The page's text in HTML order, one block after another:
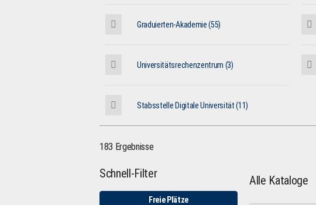
Graduierten-Akademie (55)
Universitätsrechenzentrum (3)
Stabsstelle Digitale Universität (11)
183 Ergebnisse
Schnell-Filter
Freie Plätze
Alle Kataloge